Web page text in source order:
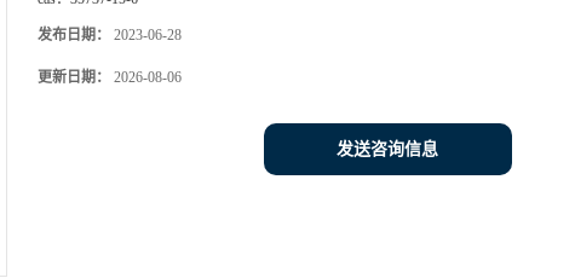
发布日期： 2023-06-28
更新日期： 2026-08-06
发送咨询信息